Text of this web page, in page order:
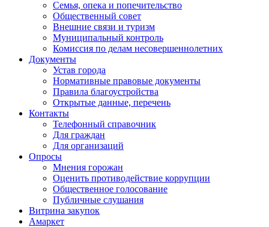
Семья, опека и попечительство
Общественный совет
Внешние связи и туризм
Муниципальный контроль
Комиссия по делам несовершеннолетних
Документы
Устав города
Нормативные правовые документы
Правила благоустройства
Открытые данные, перечень
Контакты
Телефонный справочник
Для граждан
Для организаций
Опросы
Мнения горожан
Оценить противодействие коррупции
Общественное голосование
Публичные слушания
Витрина закупок
Амаркет